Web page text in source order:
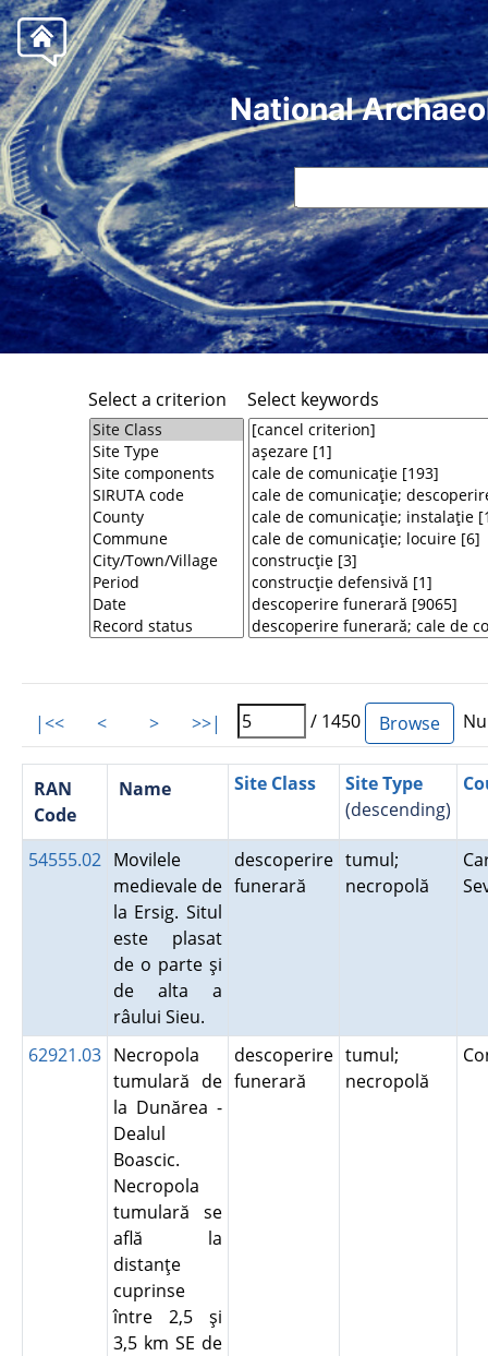
National
Select a criterion Select keywords
|<< < > >>| / 1450
RAN
Code
Name Site Class
Site Type
(descending)
54555.02 Movilele
medievale de
la Ersig. Situl
este plasat
de o parte şi
de alta a
râului Sieu.
descoperire
funerară
tumul;
necropolă
62921.03 Necropola
tumulară de
la Dunărea -
Dealul
Boascic.
Necropola
tumulară se
află la
distanţe
cuprinse
între 2,5 şi
3,5 km SE de
descoperire
funerară
tumul;
necropolă